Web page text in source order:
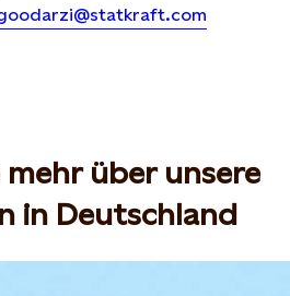
mehr über unsere
in Deutschland